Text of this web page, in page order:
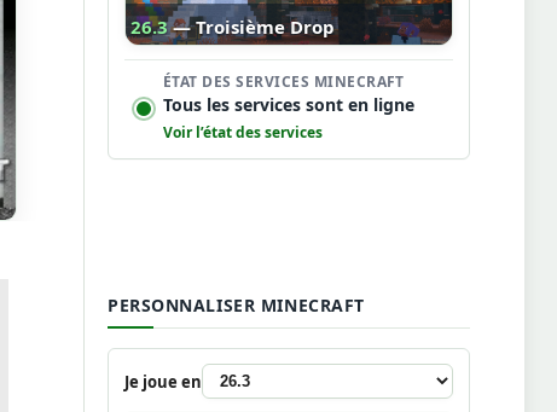
26.3 — Troisième Drop
ÉTAT DES SERVICES MINECRAFT
Tous les services sont en ligne
Voir l’état des services
PERSONNALISER MINECRAFT
Je joue en